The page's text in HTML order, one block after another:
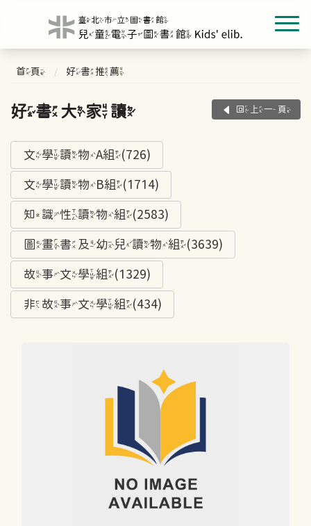
首頁 好書推薦
好書大家讀 回上一頁
文學讀物A組(726)
文學讀物B組(1714)
知識性讀物組(2583)
圖畫書及幼兒讀物組(3639)
故事文學組(1329)
非故事文學組(434)